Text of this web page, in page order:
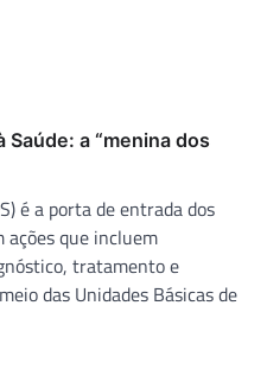
Saúde: a “menina dos
é a porta de entrada dos
ações que incluem
tratamento e
das Unidades Básicas de